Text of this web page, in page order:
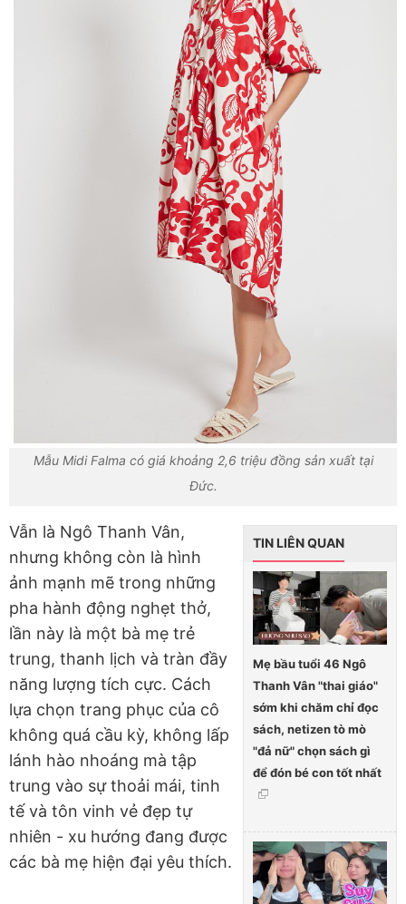
Mẫu Midi Falma có giá khoảng 2,6 triệu đồng sản xuất tại
Đức.
TIN LIÊN QUAN
Mẹ bầu tuổi 46 Ngô
Thanh Vân "thai giáo"
sớm khi chăm chỉ đọc
sách, netizen tò mò
"đả nữ" chọn sách gì
để đón bé con tốt nhất
Vẫn là Ngô Thanh Vân,
nhưng không còn là hình
ảnh mạnh mẽ trong những
pha hành động nghẹt thở,
lần này là một bà mẹ trẻ
trung, thanh lịch và tràn đầy
năng lượng tích cực. Cách
lựa chọn trang phục của cô
không quá cầu kỳ, không lấp
lánh hào nhoáng mà tập
trung vào sự thoải mái, tinh
tế và tôn vinh vẻ đẹp tự
nhiên - xu hướng đang được
các bà mẹ hiện đại yêu thích.